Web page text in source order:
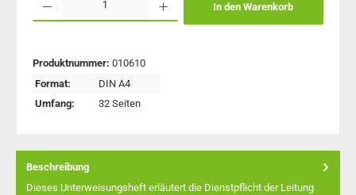
In den Warenkorb
Produktnummer: 010610
Format:
DIN A4
Umfang:
32 Seiten
Beschreibung
Dieses Unterweisungsheft erläutert die Dienstpflicht der Leitung